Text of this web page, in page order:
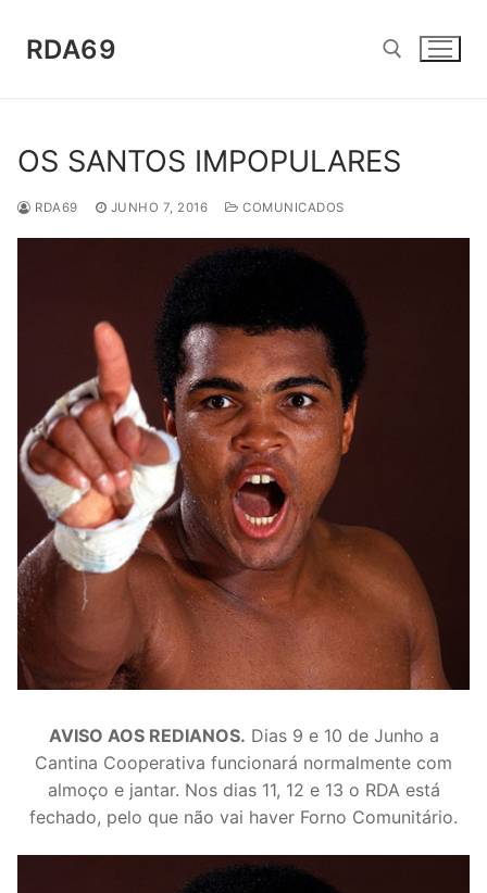
paraRDA69
OS SANTOS IMPOPULARES
RDA69 JUNHO 7, 2016 COMUNICADOS
AVISO AOS REDIANOS. Dias 9 e 10 de Junho a
Cantina Cooperativa funcionará normalmente com
almoço e jantar. Nos dias 11, 12 e 13 o RDA está
fechado, pelo que não vai haver Forno Comunitário.